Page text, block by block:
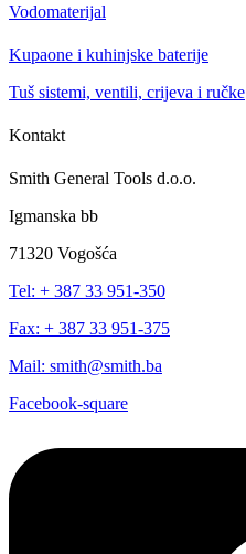
Vodomaterijal
Kupaone i kuhinjske baterije
Tuš sistemi, ventili, crijeva i ručke
Kontakt
Smith General Tools d.o.o.
Igmanska bb
71320 Vogošća
Tel: + 387 33 951-350
Fax: + 387 33 951-375
Mail: smith@smith.ba
Facebook-square